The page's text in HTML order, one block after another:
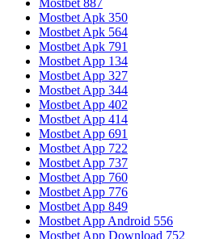
Mostbet Apk 350
Mostbet Apk 564
Mostbet Apk 791
Mostbet App 134
Mostbet App 327
Mostbet App 344
Mostbet App 402
Mostbet App 414
Mostbet App 691
Mostbet App 722
Mostbet App 737
Mostbet App 760
Mostbet App 776
Mostbet App 849
Mostbet App Android 556
Mostbet App Download 752